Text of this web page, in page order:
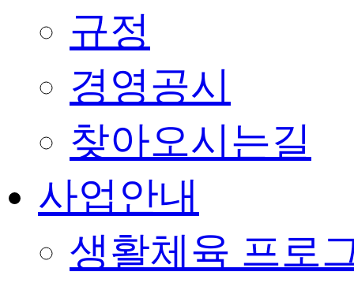
규정
경영공시
찾아오시는길
사업안내
생활체육 프로